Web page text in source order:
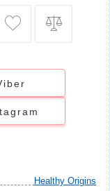
Healthy Origins